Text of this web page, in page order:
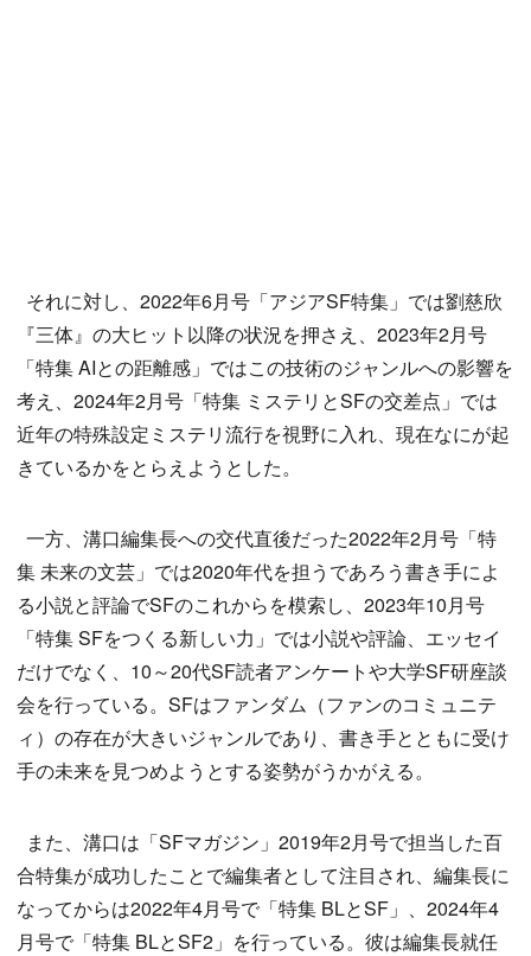
それに対し、2022年6月号「アジアSF特集」では劉慈欣
『三体』の大ヒット以降の状況を押さえ、2023年2月号
「特集 AIとの距離感」ではこの技術のジャンルへの影響を
考え、2024年2月号「特集 ミステリとSFの交差点」では
近年の特殊設定ミステリ流行を視野に入れ、現在なにが起
きているかをとらえようとした。
一方、溝口編集長への交代直後だった2022年2月号「特
集 未来の文芸」では2020年代を担うであろう書き手によ
る小説と評論でSFのこれからを模索し、2023年10月号
「特集 SFをつくる新しい力」では小説や評論、エッセイ
だけでなく、10～20代SF読者アンケートや大学SF研座談
会を行っている。SFはファンダム（ファンのコミュニテ
ィ）の存在が大きいジャンルであり、書き手とともに受け
手の未来を見つめようとする姿勢がうかがえる。
また、溝口は「SFマガジン」2019年2月号で担当した百
合特集が成功したことで編集者として注目され、編集長に
なってからは2022年4月号で「特集 BLとSF」、2024年4
月号で「特集 BLとSF2」を行っている。彼は編集長就任